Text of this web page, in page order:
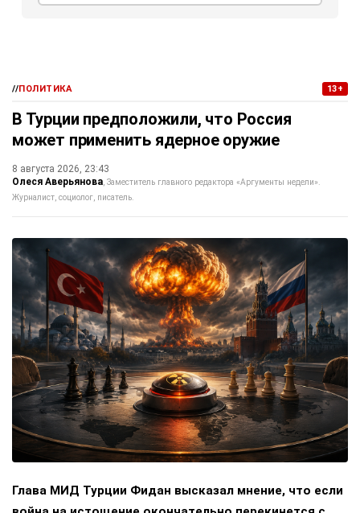
//ПОЛИТИКА 13+
В Турции предположили, что Россия
может применить ядерное оружие
8 августа 2026, 23:43
Олеся Аверьянова Заместитель главного редактора «Аргументы недели».
Журналист, социолог, писатель.
Глава МИД Турции Фидан высказал мнение, что если